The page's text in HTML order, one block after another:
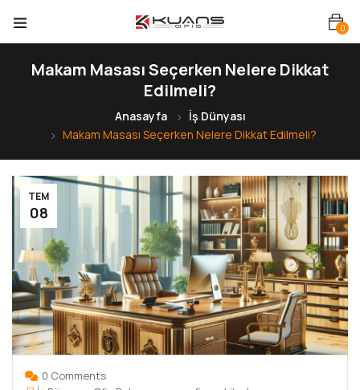
0
Makam Masası Seçerken Nelere Dikkat
Edilmeli?
Anasayfa
İş Dünyası
Makam Masası Seçerken Nelere Dikkat Edilmeli?
TEM
08
0 Comments